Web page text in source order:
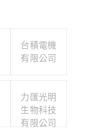
台積電機
有限公司
力匯光明
生物科技
有限公司